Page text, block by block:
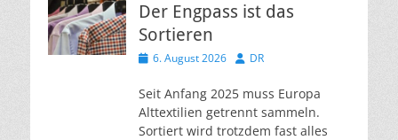
Der Engpass ist das
Sortieren
Veröffentlicht
6. August 2026 Autor
DR
Seit Anfang 2025 muss Europa
Alttextilien getrennt sammeln.
Sortiert wird trotzdem fast alles